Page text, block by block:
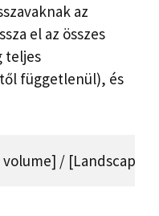
az
el az összes
teljes
függetlenül), és
/ [Landscape